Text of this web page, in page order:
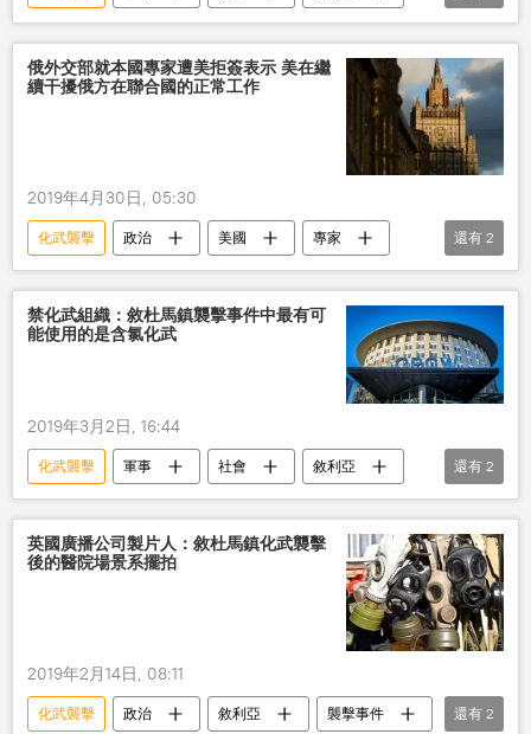
白頭盔
化學武器 俄羅斯
俄外交部就本國專家遭美拒簽表示 美在繼
續干擾俄方在聯合國的正常工作
2019年4月30日, 05:30
化武襲擊 政治 美國
專家
化學武器
俄羅斯
還有 2
禁化武組織：敘杜馬鎮襲擊事件中最有可
能使用的是含氯化武
2019年3月2日, 16:44
化武襲擊 軍事 社會
敘利亞
禁止化學武器組織
敘利亞局勢
還有 2
英國廣播公司製片人：敘杜馬鎮化武襲擊
後的醫院場景系擺拍
2019年2月14日, 08:11
化武襲擊 政治 敘利亞 襲擊事件 還有 2